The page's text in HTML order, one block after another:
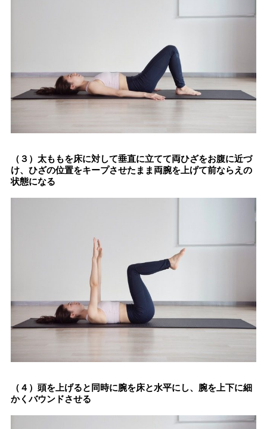
（３）太ももを床に対して垂直に立てて両ひざをお腹に近づ
け、ひざの位置をキープさせたまま両腕を上げて前ならえの
状態になる
（４）頭を上げると同時に腕を床と水平にし、腕を上下に細
かくバウンドさせる